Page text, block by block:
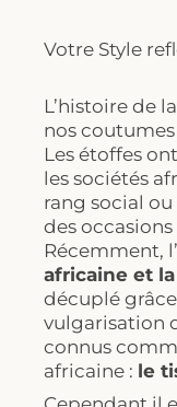
Votre Style
L’histoire de la
nos
Les étoffes
les sociétés
rang social
des occasions
Récemment,
africaine et
décuplé
vulgarisation
connus
africaine : le